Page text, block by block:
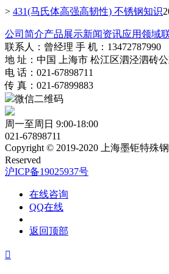
> 431(马氏体高强高韧性) 不锈钢知识
公司简介产品展示新闻资讯应用领域
联系人：曾经理 手 机：13472787990
地 址：中国 上海市 松江区泗泾泗砖
电 话：021-67898711
传 真：021-67899883
微信二维码
周一至周日 9:00-18:00
021-67898711
Copyright © 2019-2020 上海墨钜特殊
Reserved
沪ICP备19025937号
在线咨询
QQ在线
返回顶部
